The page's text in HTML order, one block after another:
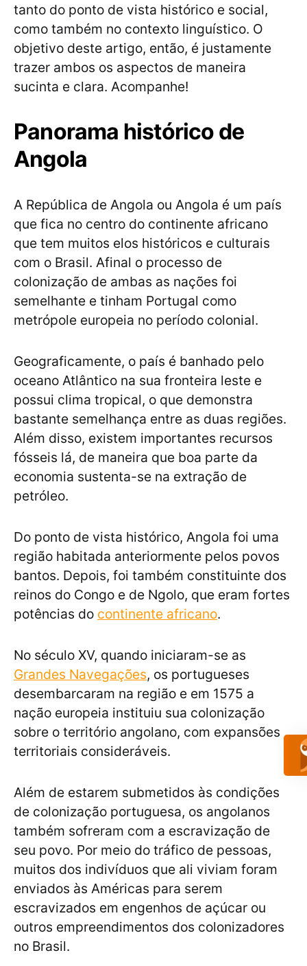
tanto do ponto de vista histórico e social,
como também no contexto linguístico. O
objetivo deste artigo, então, é justamente
trazer ambos os aspectos de maneira
sucinta e clara. Acompanhe!
Panorama histórico de
Angola
A República de Angola ou Angola é um país
que fica no centro do continente africano
que tem muitos elos históricos e culturais
com o Brasil. Afinal o processo de
colonização de ambas as nações foi
semelhante e tinham Portugal como
metrópole europeia no período colonial.
Geograficamente, o país é banhado pelo
oceano Atlântico na sua fronteira leste e
possui clima tropical, o que demonstra
bastante semelhança entre as duas regiões.
Além disso, existem importantes recursos
fósseis lá, de maneira que boa parte da
economia sustenta-se na extração de
petróleo.
Do ponto de vista histórico, Angola foi uma
região habitada anteriormente pelos povos
bantos. Depois, foi também constituinte dos
reinos do Congo e de Ngolo, que eram fortes
potências do continente africano.
No século XV, quando iniciaram-se as
Grandes Navegações, os portugueses
desembarcaram na região e em 1575 a
nação europeia instituiu sua colonização
sobre o território angolano, com expansões
territoriais consideráveis.
Além de estarem submetidos às condições
de colonização portuguesa, os angolanos
também sofreram com a escravização de
seu povo. Por meio do tráfico de pessoas,
muitos dos indivíduos que ali viviam foram
enviados às Américas para serem
escravizados em engenhos de açúcar ou
outros empreendimentos dos colonizadores
no Brasil.